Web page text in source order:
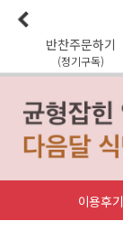
반찬주문하기
(정기구독)
식단사진 1:1
이용약관
배송시간
이용후기